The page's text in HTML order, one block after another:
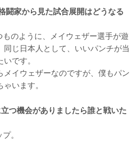
家から見た試合展開はどうなる
のように、メイウェザー選手が遊
同じ日本人として、いいパンチが当
です。
イウェザーなのですが、僕もパン
います。
つ機会がありましたら誰と戦いた
。